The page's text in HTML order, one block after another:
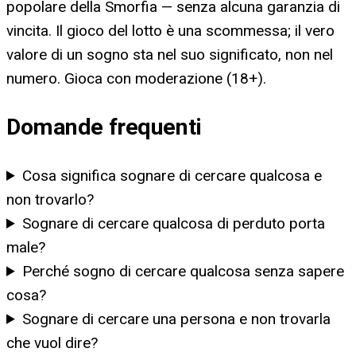
popolare della Smorfia — senza alcuna garanzia di
vincita. Il gioco del lotto è una scommessa; il vero
valore di un sogno sta nel suo significato, non nel
numero. Gioca con moderazione (18+).
Domande frequenti
Cosa significa sognare di cercare qualcosa e
non trovarlo?
Sognare di cercare qualcosa di perduto porta
male?
Perché sogno di cercare qualcosa senza sapere
cosa?
Sognare di cercare una persona e non trovarla
che vuol dire?